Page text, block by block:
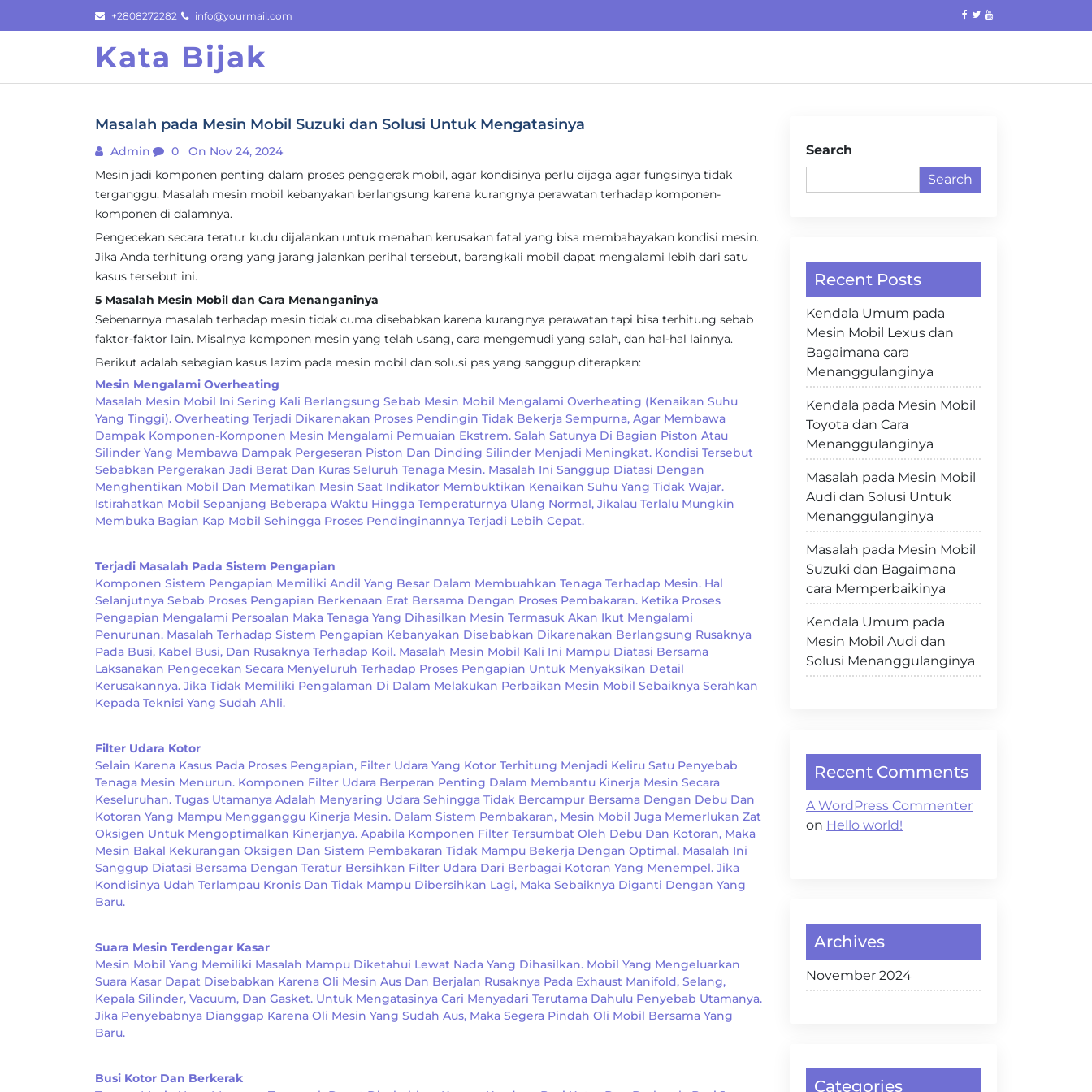
to
+2808272282 info@yourmail.com
Kata Bijak
Masalah pada Mesin Mobil Suzuki dan Solusi Untuk Mengatasinya
Admin 0
On Nov 24, 2024
Mesin jadi komponen penting dalam proses penggerak mobil, agar kondisinya perlu dijaga agar fungsinya tidak
terganggu. Masalah mesin mobil kebanyakan berlangsung karena kurangnya perawatan terhadap komponen-
komponen di dalamnya.
Pengecekan secara teratur kudu dijalankan untuk menahan kerusakan fatal yang bisa membahayakan kondisi mesin.
Jika Anda terhitung orang yang jarang jalankan perihal tersebut, barangkali mobil dapat mengalami lebih dari satu
kasus tersebut ini.
5 Masalah Mesin Mobil dan Cara Menanganinya
Sebenarnya masalah terhadap mesin tidak cuma disebabkan karena kurangnya perawatan tapi bisa terhitung sebab
faktor-faktor lain. Misalnya komponen mesin yang telah usang, cara mengemudi yang salah, dan hal-hal lainnya.
Berikut adalah sebagian kasus lazim pada mesin mobil dan solusi pas yang sanggup diterapkan:
Mesin Mengalami Overheating
Masalah Mesin Mobil Ini Sering Kali Berlangsung Sebab Mesin Mobil Mengalami Overheating (kenaikan Suhu
Yang Tinggi). Overheating Terjadi Dikarenakan Proses Pendingin Tidak Bekerja Sempurna, Agar Membawa
Dampak Komponen-Komponen Mesin Mengalami Pemuaian Ekstrem. Salah Satunya Di Bagian Piston Atau
Silinder Yang Membawa Dampak Pergeseran Piston Dan Dinding Silinder Menjadi Meningkat. Kondisi Tersebut
Sebabkan Pergerakan Jadi Berat Dan Kuras Seluruh Tenaga Mesin. Masalah Ini Sanggup Diatasi Dengan
Menghentikan Mobil Dan Mematikan Mesin Saat Indikator Membuktikan Kenaikan Suhu Yang Tidak Wajar.
Istirahatkan Mobil Sepanjang Beberapa Waktu Hingga Temperaturnya Ulang Normal, Jikalau Terlalu Mungkin
Membuka Bagian Kap Mobil Sehingga Proses Pendinginannya Terjadi Lebih Cepat.
Terjadi Masalah Pada Sistem Pengapian
Komponen Sistem Pengapian Memiliki Andil Yang Besar Dalam Membuahkan Tenaga Terhadap Mesin. Hal
Selanjutnya Sebab Proses Pengapian Berkenaan Erat Bersama Dengan Proses Pembakaran. Ketika Proses
Pengapian Mengalami Persoalan Maka Tenaga Yang Dihasilkan Mesin Termasuk Akan Ikut Mengalami
Penurunan. Masalah Terhadap Sistem Pengapian Kebanyakan Disebabkan Dikarenakan Berlangsung Rusaknya
Pada Busi, Kabel Busi, Dan Rusaknya Terhadap Koil. Masalah Mesin Mobil Kali Ini Mampu Diatasi Bersama
Laksanakan Pengecekan Secara Menyeluruh Terhadap Proses Pengapian Untuk Menyaksikan Detail
Kerusakannya. Jika Tidak Memiliki Pengalaman Di Dalam Melakukan Perbaikan Mesin Mobil Sebaiknya Serahkan
Kepada Teknisi Yang Sudah Ahli.
Filter Udara Kotor
Selain Karena Kasus Pada Proses Pengapian, Filter Udara Yang Kotor Terhitung Menjadi Keliru Satu Penyebab
Tenaga Mesin Menurun. Komponen Filter Udara Berperan Penting Dalam Membantu Kinerja Mesin Secara
Keseluruhan. Tugas Utamanya Adalah Menyaring Udara Sehingga Tidak Bercampur Bersama Dengan Debu Dan
Kotoran Yang Mampu Mengganggu Kinerja Mesin. Dalam Sistem Pembakaran, Mesin Mobil Juga Memerlukan Zat
Oksigen Untuk Mengoptimalkan Kinerjanya. Apabila Komponen Filter Tersumbat Oleh Debu Dan Kotoran, Maka
Mesin Bakal Kekurangan Oksigen Dan Sistem Pembakaran Tidak Mampu Bekerja Dengan Optimal. Masalah Ini
Sanggup Diatasi Bersama Dengan Teratur Bersihkan Filter Udara Dari Berbagai Kotoran Yang Menempel. Jika
Kondisinya Udah Terlampau Kronis Dan Tidak Mampu Dibersihkan Lagi, Maka Sebaiknya Diganti Dengan Yang
Baru.
Suara Mesin Terdengar Kasar
Mesin Mobil Yang Memiliki Masalah Mampu Diketahui Lewat Nada Yang Dihasilkan. Mobil Yang Mengeluarkan
Suara Kasar Dapat Disebabkan Karena Oli Mesin Aus Dan Berjalan Rusaknya Pada Exhaust Manifold, Selang,
Kepala Silinder, Vacuum, Dan Gasket. Untuk Mengatasinya Cari Menyadari Terutama Dahulu Penyebab Utamanya.
Jika Penyebabnya Dianggap Karena Oli Mesin Yang Sudah Aus, Maka Segera Pindah Oli Mobil Bersama Yang
Baru.
Busi Kotor Dan Berkerak
Search
Search
Recent Posts
Kendala Umum pada
Mesin Mobil Lexus dan
Bagaimana cara
Menanggulanginya
Kendala pada Mesin Mobil
Toyota dan Cara
Menanggulanginya
Masalah pada Mesin Mobil
Audi dan Solusi Untuk
Menanggulanginya
Masalah pada Mesin Mobil
Suzuki dan Bagaimana
cara Memperbaikinya
Kendala Umum pada
Mesin Mobil Audi dan
Solusi Menanggulanginya
Recent Comments
A WordPress Commenter
on Hello world!
Archives
November 2024
Categories